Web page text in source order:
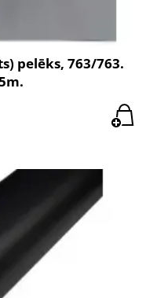
pelēks, 763/763.